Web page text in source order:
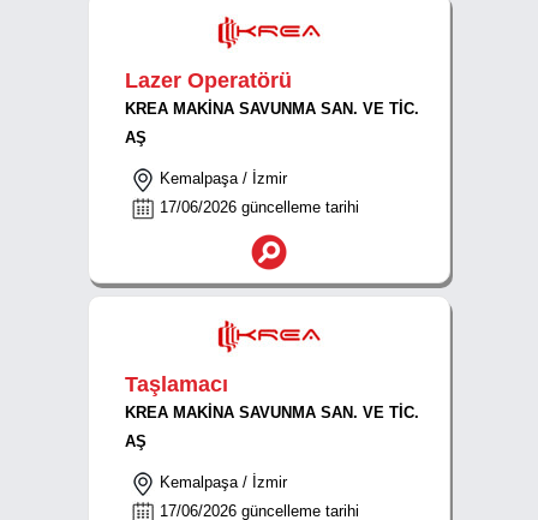
Lazer Operatörü
KREA MAKİNA SAVUNMA SAN. VE TİC.
AŞ
Kemalpaşa / İzmir
17/06/2026 güncelleme tarihi
Taşlamacı
KREA MAKİNA SAVUNMA SAN. VE TİC.
AŞ
Kemalpaşa / İzmir
17/06/2026 güncelleme tarihi